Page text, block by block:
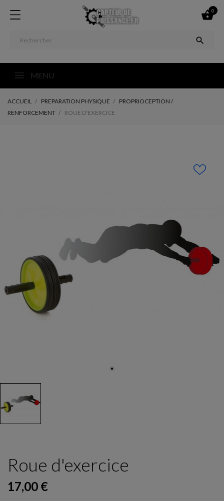

0

MENU
ACCUEIL PREPARATION PHYSIQUE
PROPRIOCEPTION /
RENFORCEMENT
ROUE D'EXERCICE
Roue d'exercice
17,00 €